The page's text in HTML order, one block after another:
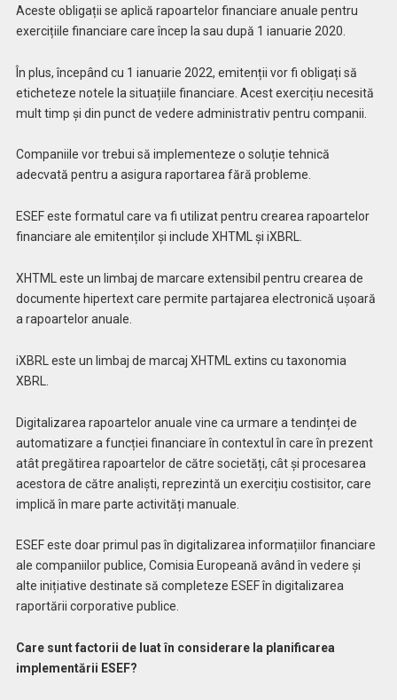
Aceste obligații se aplică rapoartelor financiare anuale pentru
exercițiile financiare care încep la sau după 1 ianuarie 2020.
În plus, începând cu 1 ianuarie 2022, emitenții vor fi obligați să
eticheteze notele la situațiile financiare. Acest exercițiu necesită
mult timp și din punct de vedere administrativ pentru companii.
Companiile vor trebui să implementeze o soluție tehnică
adecvată pentru a asigura raportarea fără probleme.
ESEF este formatul care va fi utilizat pentru crearea rapoartelor
financiare ale emitenților și include XHTML și iXBRL.
XHTML este un limbaj de marcare extensibil pentru crearea de
documente hipertext care permite partajarea electronică ușoară
a rapoartelor anuale.
iXBRL este un limbaj de marcaj XHTML extins cu taxonomia
XBRL.
Digitalizarea rapoartelor anuale vine ca urmare a tendinței de
automatizare a funcției financiare în contextul în care în prezent
atât pregătirea rapoartelor de către societăți, cât și procesarea
acestora de către analiști, reprezintă un exercițiu costisitor, care
implică în mare parte activități manuale.
ESEF este doar primul pas în digitalizarea informațiilor financiare
ale companiilor publice, Comisia Europeană având în vedere și
alte inițiative destinate să completeze ESEF în digitalizarea
raportării corporative publice.
Care sunt factorii de luat în considerare la planificarea
implementării ESEF?